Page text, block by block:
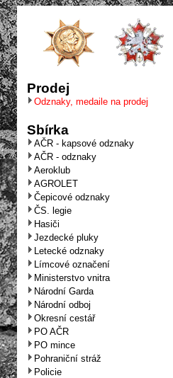
Prodej
Odznaky, medaile na prodej
Sbírka
AČR - kapsové odznaky
AČR - odznaky
Aeroklub
AGROLET
Čepicové odznaky
ČS. legie
Hasiči
Jezdecké pluky
Letecké odznaky
Límcové označení
Ministerstvo vnitra
Národní Garda
Národní odboj
Okresní cestář
PO AČR
PO mince
Pohraniční stráž
Policie